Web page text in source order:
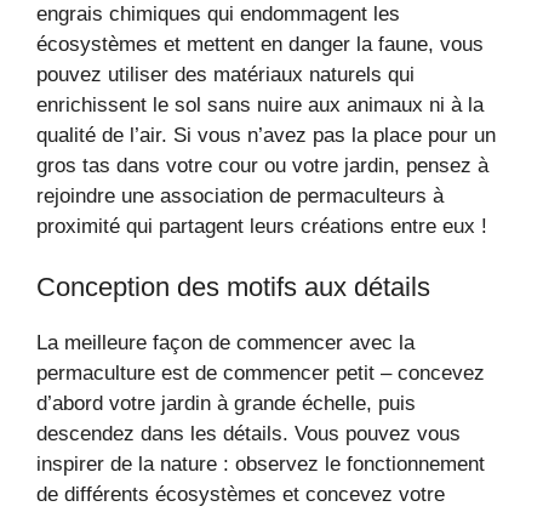
engrais chimiques qui endommagent les
écosystèmes et mettent en danger la faune, vous
pouvez utiliser des matériaux naturels qui
enrichissent le sol sans nuire aux animaux ni à la
qualité de l’air. Si vous n’avez pas la place pour un
gros tas dans votre cour ou votre jardin, pensez à
rejoindre une association de permaculteurs à
proximité qui partagent leurs créations entre eux !
Conception des motifs aux détails
La meilleure façon de commencer avec la
permaculture est de commencer petit – concevez
d’abord votre jardin à grande échelle, puis
descendez dans les détails. Vous pouvez vous
inspirer de la nature : observez le fonctionnement
de différents écosystèmes et concevez votre